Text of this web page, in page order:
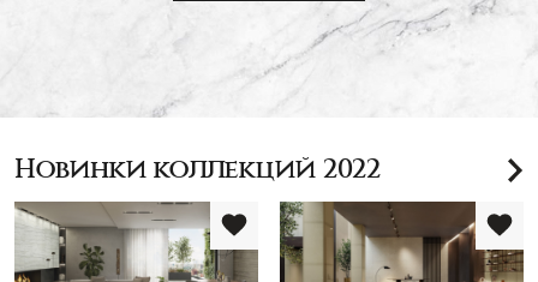
Новинки коллекций 2022